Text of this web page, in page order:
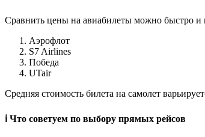
Сравнить цены на авиабилеты можно быстро и
Аэрофлот
S7 Airlines
Победа
UTair
Средняя стоимость билета на самолет
ℹ️ Что советуем по выбору прямых рейсов